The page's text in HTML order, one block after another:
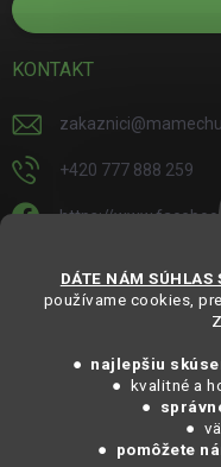
DÁTE NÁM SÚHLAS
používame cookies,
● najlepšiu
● kvalitné a
●
●
● pomôžete
KONTAKT
zakaznici@
+420 777 888 259
https://
https://
@mamechut.czsk